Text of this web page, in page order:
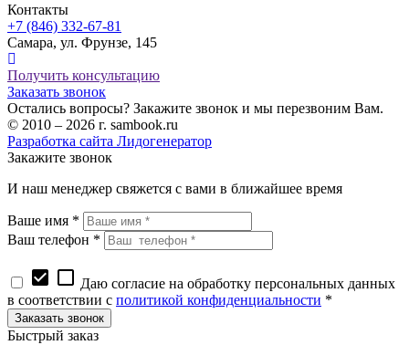
Контакты
+7 (846) 332-67-81
Самара, ул. Фрунзе, 145
Получить консультацию
Заказать звонок
Остались вопросы? Закажите звонок и мы перезвоним Вам.
© 2010 – 2026 г. sambook.ru
Разработка сайта Лидогенератор
Закажите звонок
И наш менеджер свяжется с вами в ближайшее время
Ваше имя *
Ваш телефон *
check_box check_box_outline_blank Даю согласие на обработку персональных данных
в соответствии с политикой конфиденциальности *
Быстрый заказ